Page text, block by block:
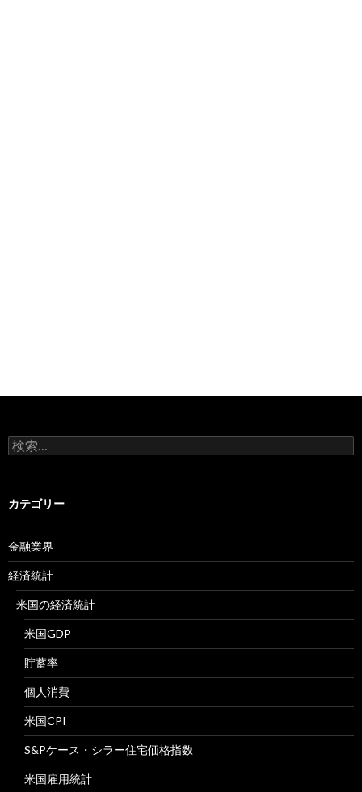
検
索:
カテゴリー
金融業界
経済統計
米国の経済統計
米国GDP
貯蓄率
個人消費
米国CPI
S&Pケース・シラー住宅価格指数
米国雇用統計